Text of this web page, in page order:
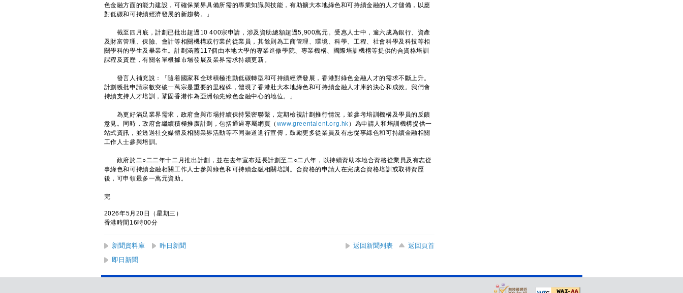
色金融方面的能力建設，可確保業界具備所需的專業知識與技能，有助擴大本地綠色和可持續金融的人才儲備，以應
對低碳和可持續經濟發展的新趨勢。」
截至四月底，計劃已批出超過10 400宗申請，涉及資助總額超過5,900萬元。受惠人士中，逾六成為銀行、資產
及財富管理、保險、會計等相關機構或行業的從業員，其餘則為工商管理、環境、科學、工程、社會科學及科技等相
關學科的學生及畢業生。計劃涵蓋117個由本地大學的專業進修學院、專業機構、國際培訓機構等提供的合資格培訓
課程及資歷，有關名單根據市場發展及業界需求持續更新。
發言人補充說：「隨着國家和全球積極推動低碳轉型和可持續經濟發展，香港對綠色金融人才的需求不斷上升。
計劃獲批申請宗數突破一萬宗是重要的里程碑，體現了香港壯大本地綠色和可持續金融人才庫的決心和成效。我們會
持續支持人才培訓，鞏固香港作為亞洲領先綠色金融中心的地位。」
為更好滿足業界需求，政府會與市場持續保持緊密聯繫，定期檢視計劃推行情況，並參考培訓機構及學員的反饋
意見。同時，政府會繼續積極推廣計劃，包括通過專屬網頁（ www.greentalent.org.hk ）為申請人和培訓機構提供一
站式資訊，並透過社交媒體及相關業界活動等不同渠道進行宣傳，鼓勵更多從業員及有志從事綠色和可持續金融相關
工作人士參與培訓。
政府於二○二二年十二月推出計劃，並在去年宣布延長計劃至二○二八年，以持續資助本地合資格從業員及有志從
事綠色和可持續金融相關工作人士參與綠色和可持續金融相關培訓。合資格的申請人在完成合資格培訓或取得資歷
後，可申領最多一萬元資助。
完
2026年5月20日（星期三）
香港時間16時00分
新聞資料庫 昨日新聞 返回新聞列表
返回頁首
即日新聞